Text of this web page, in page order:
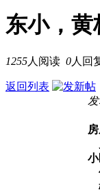
东小，黄
1255人阅读 0人回
返回列表
发